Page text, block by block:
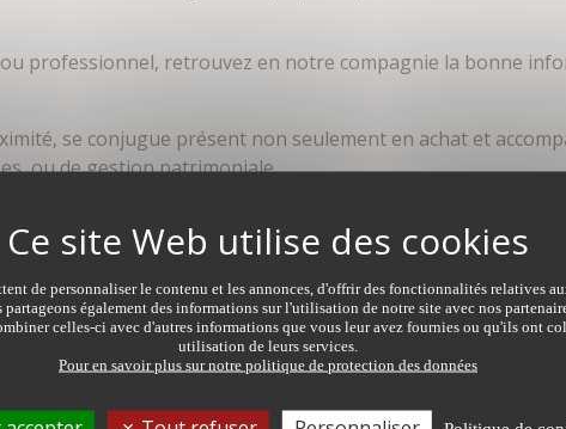
ou professionnel, retrouvez en notre compagnie la bonne
se conjugue présent non seulement en achat et
ou de gestion patrimoniale.
de la sécurité immobilière, faites appel à notre service
faire part de votre problématique au :02 99 05 04 80
de personnaliser le contenu et les annonces, d'offrir des fonctionnalités relatives
également des informations sur l'utilisation de notre site avec nos
celles-ci avec d'autres informations que vous leur avez fournies ou qu'ils ont
utilisation de leurs services.
Pour en savoir plus sur notre politique de protection des données